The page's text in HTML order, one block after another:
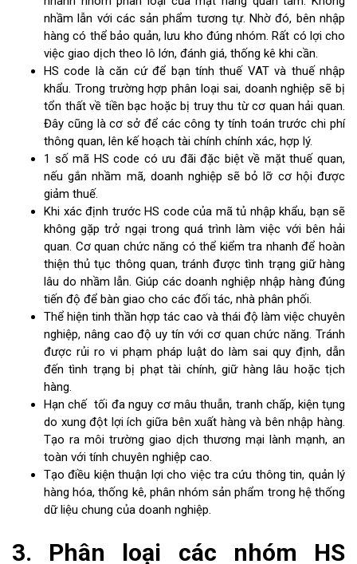
nhầm lẫn với các sản phẩm tương tự. Nhờ đó, bên nhập
hàng có thể bảo quản, lưu kho đúng nhóm. Rất có lợi cho
việc giao dịch theo lô lớn, đánh giá, thống kê khi cần.
HS code là căn cứ để bạn tính thuế VAT và thuế nhập
khẩu. Trong trường hợp phân loại sai, doanh nghiệp sẽ bị
tổn thất về tiền bạc hoặc bị truy thu từ cơ quan hải quan.
Đây cũng là cơ sở để các công ty tính toán trước chi phí
thông quan, lên kế hoạch tài chính chính xác, hợp lý.
1 số mã HS code có ưu đãi đặc biệt về mặt thuế quan,
nếu gắn nhầm mã, doanh nghiệp sẽ bỏ lỡ cơ hội được
giảm thuế.
Khi xác định trước HS code của mã tủ nhập khẩu, bạn sẽ
không gặp trở ngại trong quá trình làm việc với bên hải
quan. Cơ quan chức năng có thể kiểm tra nhanh để hoàn
thiện thủ tục thông quan, tránh được tình trạng giữ hàng
lâu do nhầm lẫn. Giúp các doanh nghiệp nhập hàng đúng
tiến độ để bàn giao cho các đối tác, nhà phân phối.
Thể hiện tinh thần hợp tác cao và thái độ làm việc chuyên
nghiệp, nâng cao độ uy tín với cơ quan chức năng. Tránh
được rủi ro vi phạm pháp luật do làm sai quy định, dẫn
đến tình trạng bị phạt tài chính, giữ hàng lâu hoặc tịch
hàng.
Hạn chế tối đa nguy cơ mâu thuẫn, tranh chấp, kiện tụng
do xung đột lợi ích giữa bên xuất hàng và bên nhập hàng.
Tạo ra môi trường giao dịch thương mại lành mạnh, an
toàn với tính chuyên nghiệp cao.
Tạo điều kiện thuận lợi cho việc tra cứu thông tin, quản lý
hàng hóa, thống kê, phân nhóm sản phẩm trong hệ thống
dữ liệu chung của doanh nghiệp.
3. Phân loại các nhóm HS